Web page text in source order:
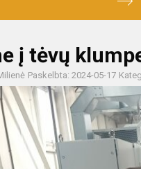
į tėvų
Paskelbta: 2024-05-17